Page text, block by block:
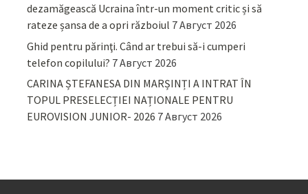
dezamăgească Ucraina într-un moment critic și să
rateze șansa de a opri războiul 7 Август 2026
Ghid pentru părinţi. Când ar trebui să-i cumperi
telefon copilului? 7 Август 2026
CARINA ȘTEFANESA DIN MARȘINȚI A INTRAT ÎN
TOPUL PRESELECȚIEI NAȚIONALE PENTRU
EUROVISION JUNIOR- 2026 7 Август 2026